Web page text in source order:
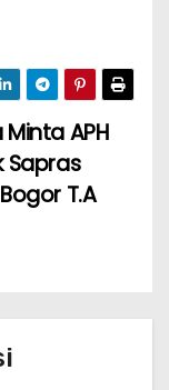
APH
Sapras
T.A